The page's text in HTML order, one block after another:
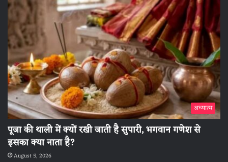
अध्यात्म
पूजा की थाली में क्यों रखी जाती है सुपारी, भगवान गणेश से
इसका क्या नाता है?
August 5, 2026